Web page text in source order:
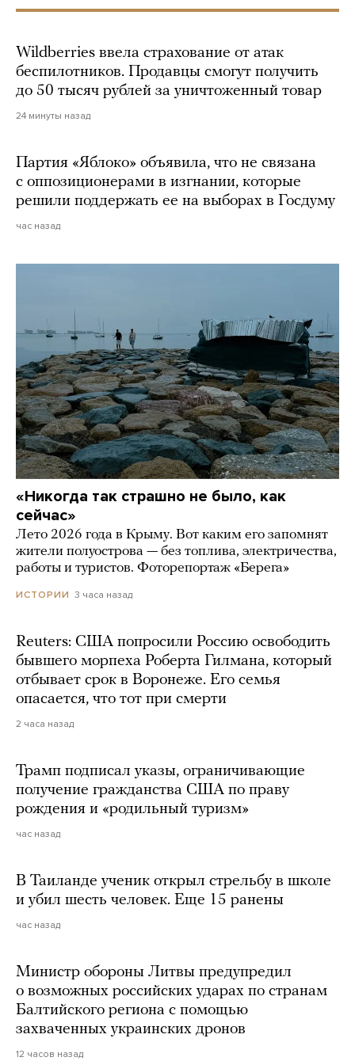
Wildberries ввела страхование от атак
беспилотников. Продавцы смогут получить
до 50 тысяч рублей за уничтоженный товар
24 минуты назад
Партия «Яблоко» объявила, что не связана
с оппозиционерами в изгнании, которые
решили поддержать ее на выборах в Госдуму
час назад
«Никогда так страшно не было, как
сейчас»
Лето 2026 года в Крыму. Вот каким его запомнят
жители полуострова — без топлива, электричества,
работы и туристов. Фоторепортаж «Берега»
ИСТОРИИ 3 часа назад
Reuters: США попросили Россию освободить
бывшего морпеха Роберта Гилмана, который
отбывает срок в Воронеже. Его семья
опасается, что тот при смерти
2 часа назад
Трамп подписал указы, ограничивающие
получение гражданства США по праву
рождения и «родильный туризм»
час назад
В Таиланде ученик открыл стрельбу в школе
и убил шесть человек. Еще 15 ранены
час назад
Министр обороны Литвы предупредил
о возможных российских ударах по странам
Балтийского региона с помощью
захваченных украинских дронов
12 часов назад